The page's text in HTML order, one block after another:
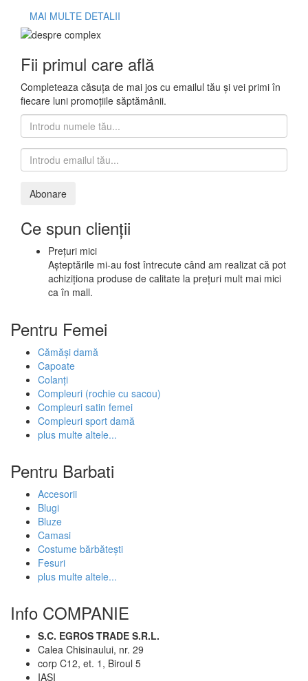
MAI MULTE DETALII
Fii primul care află
Completeaza căsuța de mai jos cu emailul tău și vei primi în
fiecare luni promoțiile săptămânii.
Ce spun clienții
Prețuri mici
Așteptările mi-au fost întrecute când am realizat că pot
achiziționa produse de calitate la prețuri mult mai mici
ca în mall.
Pentru Femei
Cămăși damă
Capoate
Colanți
Compleuri (rochie cu sacou)
Compleuri satin femei
Compleuri sport damă
plus multe altele...
Pentru Barbati
Accesorii
Blugi
Bluze
Camasi
Costume bărbătești
Fesuri
plus multe altele...
Info COMPANIE
S.C. EGROS TRADE S.R.L.
Calea Chisinaului, nr. 29
corp C12, et. 1, Biroul 5
IASI